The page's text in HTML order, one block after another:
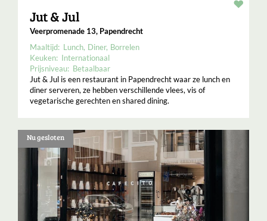
Jut & Jul
Veerpromenade 13, Papendrecht
Maaltijd: Lunch Diner Borrelen
Keuken: Internationaal
Prijsniveau: Betaalbaar
Jut & Jul is een restaurant in Papendrecht waar ze lunch en
diner serveren, ze hebben verschillende vlees, vis of
vegetarische gerechten en shared dining.
Nu gesloten